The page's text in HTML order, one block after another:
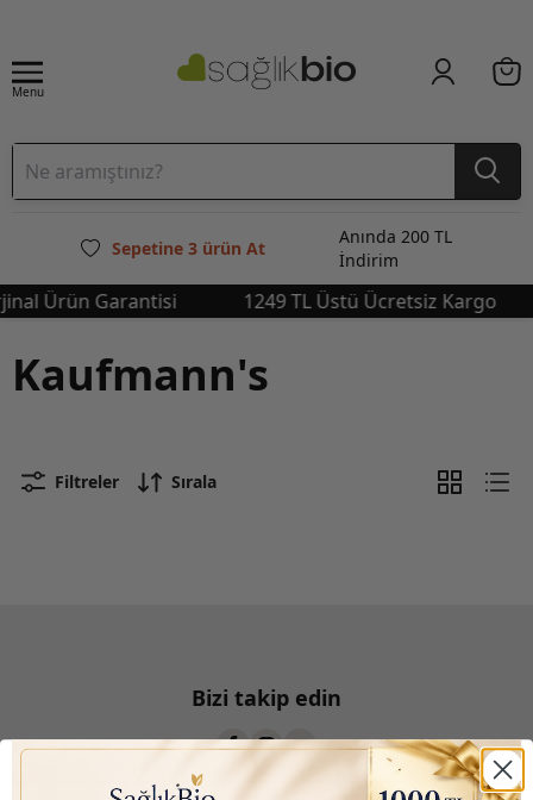
Menu
Sepetine 3 ürün At
Anında 200 TL
İndirim
Ürün Garantisi 1249 TL Üstü Ücretsiz Kargo
Kaufmann's
Filtreler Sırala
Bizi takip edin